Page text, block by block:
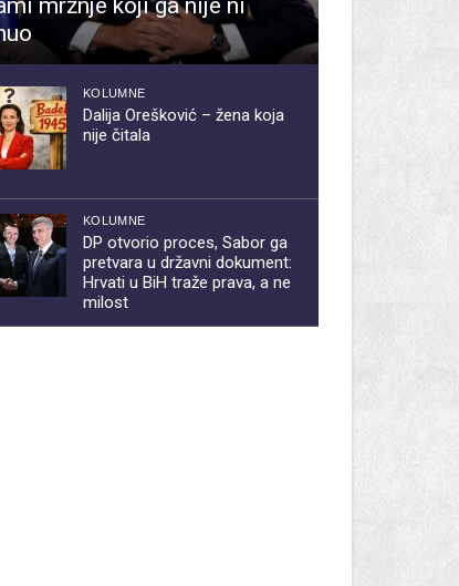
mržnje koji ga nije ni
KOLUMNE
Dalija Orešković – žena koja
nije čitala
KOLUMNE
DP otvorio proces, Sabor ga
pretvara u državni dokument:
Hrvati u BiH traže prava, a ne
milost